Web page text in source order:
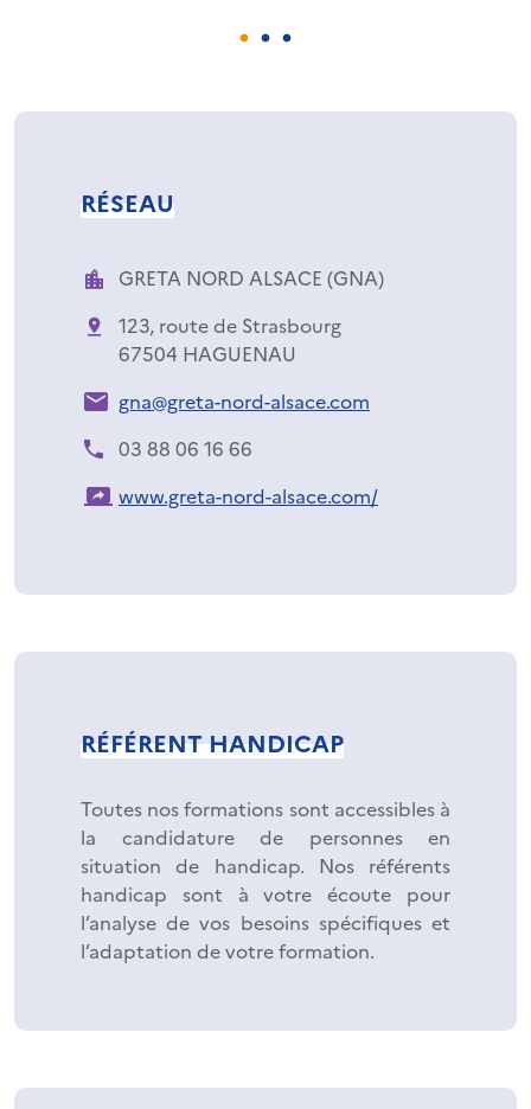
RÉSEAU
GRETA NORD ALSACE (GNA)
123, route de Strasbourg
67504 HAGUENAU
gna@greta-nord-alsace.com
03 88 06 16 66
www.greta-nord-alsace.com/
RÉFÉRENT HANDICAP
Toutes nos formations sont accessibles à
la candidature de personnes en
situation de handicap. Nos référents
handicap sont à votre écoute pour
l’analyse de vos besoins spécifiques et
l’adaptation de votre formation.